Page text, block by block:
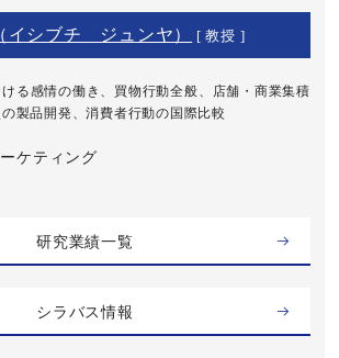
シブチ ジュンヤ） [ 教授 ]
る感情の働き、買物行動全般、店舗・商業集積
製品開発、消費者行動の国際比較
ケティング
研究業績一覧
シラバス情報